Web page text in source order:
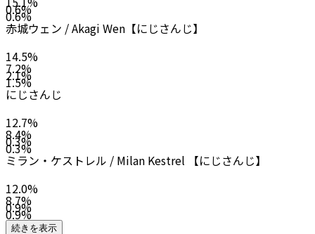
0.6%
0.6%
赤城ウェン / Akagi Wen【にじさんじ】
14.5%
7.2%
2.1%
1.5%
にじさんじ
12.7%
8.4%
0.3%
0.3%
ミラン・ケストレル / Milan Kestrel 【にじさんじ】
12.0%
8.7%
0.9%
0.9%
続きを表示